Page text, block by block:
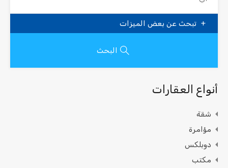
تبحث عن بعض الميزات
البحث
أنواع العقارات
شقة
مؤامرة
دوبلكس
مكتب